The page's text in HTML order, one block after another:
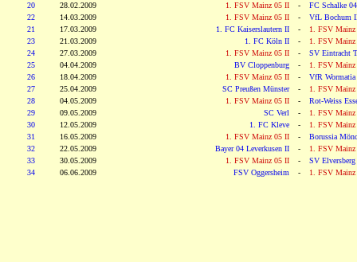
20
28.02.2009 1. FSV Mainz 05 II -
FC Schalke
22
14.03.2009 1. FSV Mainz 05 II -
VfL Bochum
21
17.03.2009 1. FC Kaiserslautern II -
1. FSV
23
21.03.2009 1. FC Köln II -
1. FSV
24
27.03.2009 1. FSV Mainz 05 II -
SV Eintracht
25
04.04.2009 BV Cloppenburg -
1. FSV
26
18.04.2009 1. FSV Mainz 05 II -
VfR Wormatia
27
25.04.2009 SC Preußen Münster -
1. FSV
28
04.05.2009 1. FSV Mainz 05 II -
Rot-Weiss
29
09.05.2009 SC Verl -
1. FSV
30
12.05.2009 1. FC Kleve -
1. FSV
31
16.05.2009 1. FSV Mainz 05 II -
Borussia
32
22.05.2009 Bayer 04 Leverkusen II -
1. FSV
33
30.05.2009 1. FSV Mainz 05 II -
SV Elversberg
34
06.06.2009 FSV Oggersheim - 1. FSV